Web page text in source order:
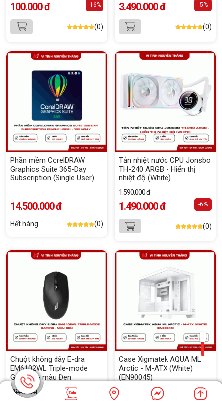
100.000 đ -16%
(0)
3.490.000 đ -5%
(0)
Phần mềm CorelDRAW
Graphics Suite 365-Day
Subscription (Single User) -
14.500.000 đ
Hết hàng (0)
Tản nhiệt nước CPU Jonsbo
TH-240 ARGB - Hiển thị
nhiệt độ (White)
1.590.000 đ
1.490.000 đ -6%
(0)
Chuột không dây E-dra
EM6102WL Triple-mode
Gaming - màu Đen
299.000 đ
Case Xigmatek AQUA ML
Arctic - M-ATX (White)
(EN90045)
639.000 đ